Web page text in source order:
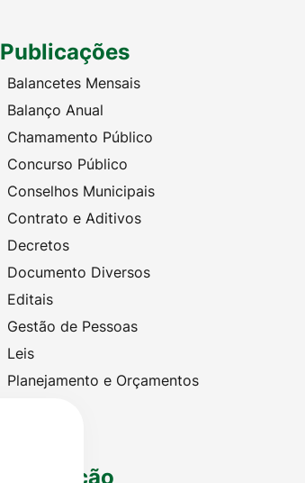
Publicações
Balancetes Mensais
Balanço Anual
Chamamento Público
Concurso Público
Conselhos Municipais
Contrato e Aditivos
Decretos
Documento Diversos
Editais
Gestão de Pessoas
Leis
Planejamento e Orçamentos
Legislação